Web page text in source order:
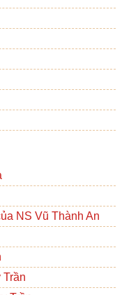
NS Vũ Thành An
Trần